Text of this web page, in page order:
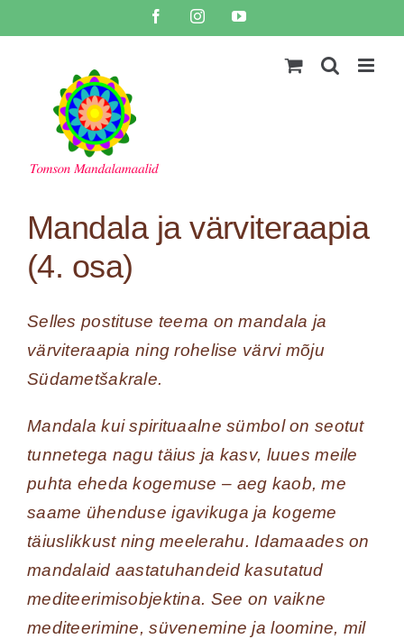
to
FacebookInstagramYouTube
Mandala ja värviteraapia
(4. osa)
Selles postituse teema on mandala ja
värviteraapia ning rohelise värvi mõju
Südametšakrale.
Mandala kui spirituaalne sümbol on seotut
tunnetega nagu täius ja kasv, luues meile
puhta eheda kogemuse – aeg kaob, me
saame ühenduse igavikuga ja kogeme
täiuslikkust ning meelerahu. Idamaades on
mandalaid aastatuhandeid kasutatud
mediteerimisobjektina. See on vaikne
mediteerimine, süvenemine ja loomine, mil